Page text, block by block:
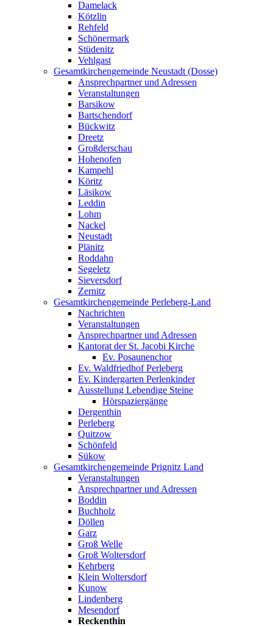
Damelack
Kötzlin
Rehfeld
Schönermark
Stüdenitz
Vehlgast
Gesamtkirchengemeinde Neustadt (Dosse)
Ansprechpartner und Adressen
Veranstaltungen
Barsikow
Bartschendorf
Bückwitz
Dreetz
Großderschau
Hohenofen
Kampehl
Köritz
Läsikow
Leddin
Lohm
Nackel
Neustadt
Plänitz
Roddahn
Segeletz
Sieversdorf
Zernitz
Gesamtkirchengemeinde Perleberg-Land
Nachrichten
Veranstaltungen
Ansprechpartner und Adressen
Kantorat der St. Jacobi Kirche
Ev. Posaunenchor
Ev. Waldfriedhof Perleberg
Ev. Kindergarten Perlenkinder
Ausstellung Lebendige Steine
Hörspaziergänge
Dergenthin
Perleberg
Quitzow
Schönfeld
Sükow
Gesamtkirchengemeinde Prignitz Land
Veranstaltungen
Ansprechpartner und Adressen
Boddin
Buchholz
Döllen
Garz
Groß Welle
Groß Woltersdorf
Kehrberg
Klein Woltersdorf
Kunow
Lindenberg
Mesendorf
Reckenthin